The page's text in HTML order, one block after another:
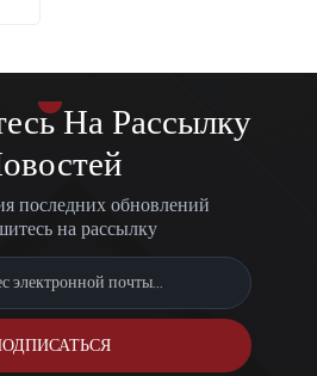
На Рассылку
последних обновлений
на рассылку